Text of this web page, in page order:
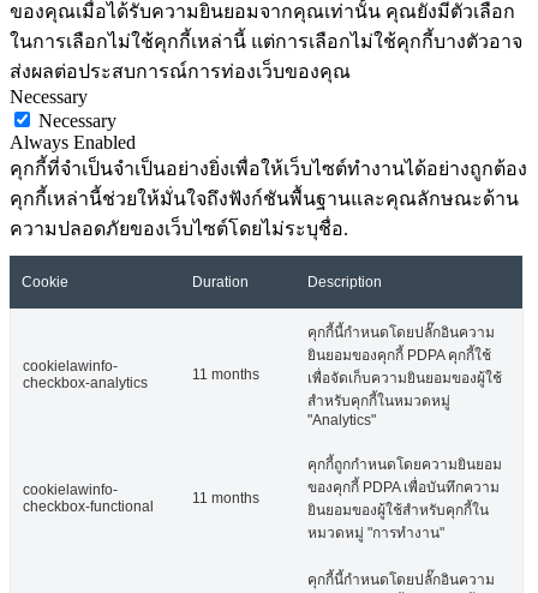
ของคุณเมื่อได้รับความยินยอมจากคุณเท่านั้น คุณยังมีตัวเลือก
ในการเลือกไม่ใช้คุกกี้เหล่านี้ แต่การเลือกไม่ใช้คุกกี้บางตัวอาจ
ส่งผลต่อประสบการณ์การท่องเว็บของคุณ
Necessary
Necessary
Always Enabled
คุกกี้ที่จำเป็นจำเป็นอย่างยิ่งเพื่อให้เว็บไซต์ทำงานได้อย่างถูกต้อง
คุกกี้เหล่านี้ช่วยให้มั่นใจถึงฟังก์ชันพื้นฐานและคุณลักษณะด้าน
ความปลอดภัยของเว็บไซต์โดยไม่ระบุชื่อ.
Cookie Duration Description
cookielawinfo-
checkbox-analytics
11 months
คุกกี้นี้กำหนดโดยปลั๊กอินความ
ยินยอมของคุกกี้ PDPA คุกกี้ใช้
เพื่อจัดเก็บความยินยอมของผู้ใช้
สำหรับคุกกี้ในหมวดหมู่
"Analytics"
cookielawinfo-
checkbox-functional
11 months
คุกกี้ถูกกำหนดโดยความยินยอม
ของคุกกี้ PDPA เพื่อบันทึกความ
ยินยอมของผู้ใช้สำหรับคุกกี้ใน
หมวดหมู่ "การทำงาน"
คุกกี้นี้กำหนดโดยปลั๊กอินความ